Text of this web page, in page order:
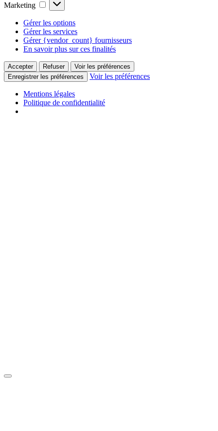
Marketing
Gérer les options
Gérer les services
Gérer {vendor_count} fournisseurs
En savoir plus sur ces finalités
Accepter Refuser
Voir les préférences
Enregistrer les préférences
Voir les préférences
Mentions légales
Politique de confidentialité